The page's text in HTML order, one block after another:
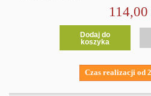
114,00
Dodaj do
koszyka
Czas realizacji od